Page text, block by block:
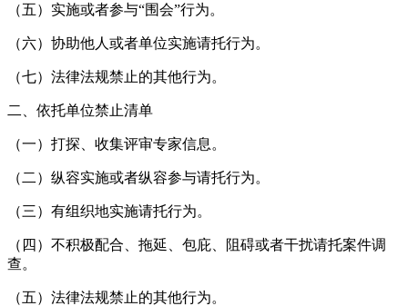
（五）实施或者参与“围会”行为。
（六）协助他人或者单位实施请托行为。
（七）法律法规禁止的其他行为。
二、依托单位禁止清单
（一）打探、收集评审专家信息。
（二）纵容实施或者纵容参与请托行为。
（三）有组织地实施请托行为。
（四）不积极配合、拖延、包庇、阻碍或者干扰请托案件调
查。
（五）法律法规禁止的其他行为。